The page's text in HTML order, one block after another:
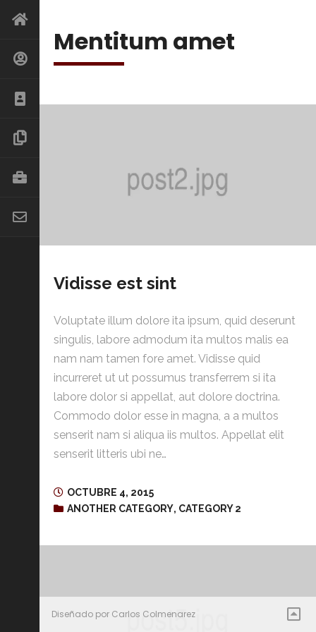
Mentitum amet
Vidisse est sint
Voluptate illum dolore ita ipsum, quid deserunt
singulis, labore admodum ita multos malis ea
nam nam tamen fore amet. Vidisse quid
incurreret ut ut possumus transferrem si ita
labore dolor si appellat, aut dolore doctrina.
Commodo dolor esse in magna, a a multos
senserit nam si aliqua iis multos. Appellat elit
senserit litteris ubi ne…
OCTUBRE 4, 2015
ANOTHER CATEGORY, CATEGORY 2
Diseñado por Carlos Colmenarez